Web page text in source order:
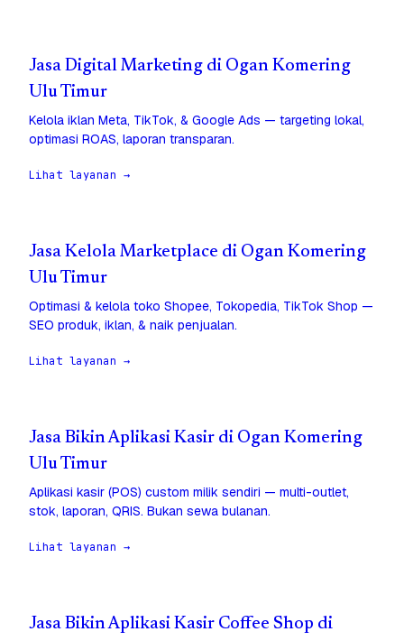
Jasa Digital Marketing di Ogan Komering
Ulu Timur
Kelola iklan Meta, TikTok, & Google Ads — targeting lokal,
optimasi ROAS, laporan transparan.
Lihat layanan →
Jasa Kelola Marketplace di Ogan Komering
Ulu Timur
Optimasi & kelola toko Shopee, Tokopedia, TikTok Shop —
SEO produk, iklan, & naik penjualan.
Lihat layanan →
Jasa Bikin Aplikasi Kasir di Ogan Komering
Ulu Timur
Aplikasi kasir (POS) custom milik sendiri — multi-outlet,
stok, laporan, QRIS. Bukan sewa bulanan.
Lihat layanan →
Jasa Bikin Aplikasi Kasir Coffee Shop di